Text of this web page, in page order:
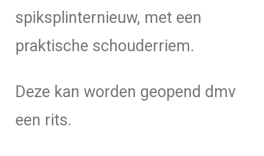
spiksplinternieuw, met een
praktische schouderriem.
Deze kan worden geopend dmv
een rits.